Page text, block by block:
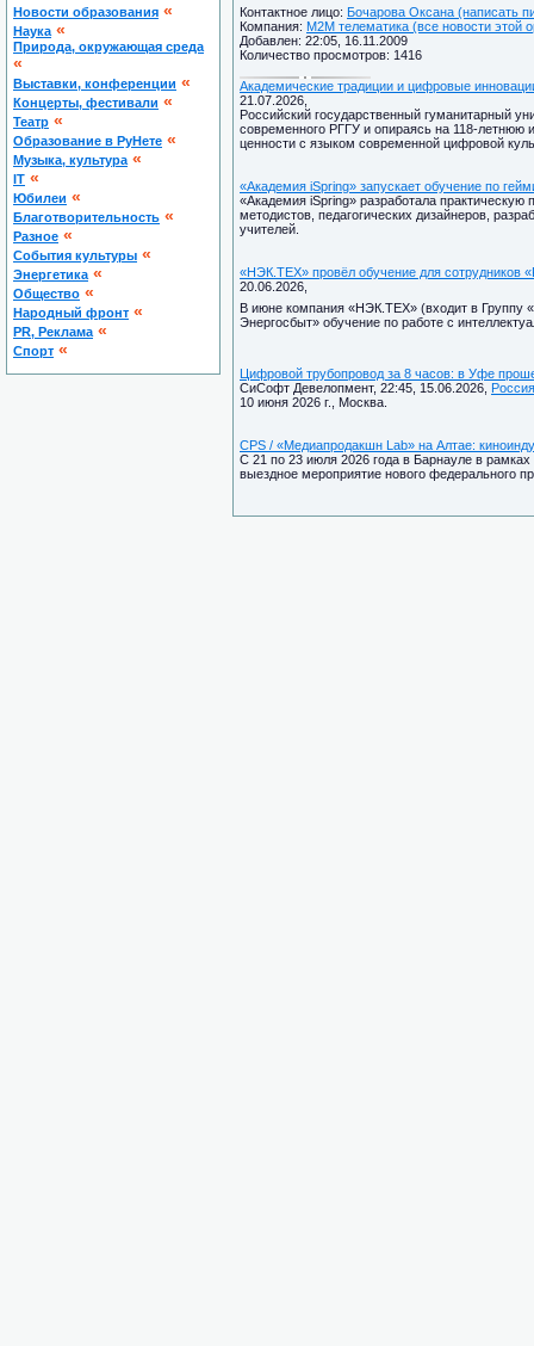
Новости образования «
Наука «
Природа, окружающая среда
«
Выставки, конференции «
Концерты, фестивали «
Театр «
Образование в РуНете «
Музыка, культура «
IT «
Юбилеи «
Благотворительность «
Разное «
Cобытия культуры «
Энергетика «
Общество «
Народный фронт «
PR, Реклама «
Спорт «
Контактное лицо: Бочарова Оксана (написать
Компания: M2M телематика (все новости этой
Добавлен: 22:05, 16.11.2009
Количество просмотров: 1416
Академические традиции и цифровые
21.07.2026,
Российский государственный гуманитарный
современного РГГУ и опираясь на 118-летнюю
ценности с языком современной цифровой
«Академия iSpring» запускает обучение по
«Академия iSpring» разработала
методистов, педагогических дизайнеров,
учителей.
«НЭК.ТЕХ» провёл обучение для сотрудников
20.06.2026,
В июне компания «НЭК.ТЕХ» (входит в Группу
Энергосбыт» обучение по работе с
Цифровой трубопровод за 8 часов: в Уфе
СиСофт Девелопмент, 22:45, 15.06.2026, Россия
10 июня 2026 г., Москва.
CPS / «Медиапродакшн Lab» на Алтае:
С 21 по 23 июля 2026 года в Барнауле в
выездное мероприятие нового федерального